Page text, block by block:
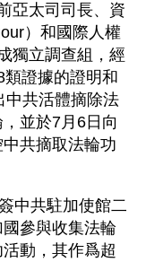
亞太司司長、資
）和國際人權
獨立調查組，經
證據的證明和
中共活體摘除法
並於7月6日向
共摘取法輪功
中共駐加使館二
參與收集法輪
動，其作爲超